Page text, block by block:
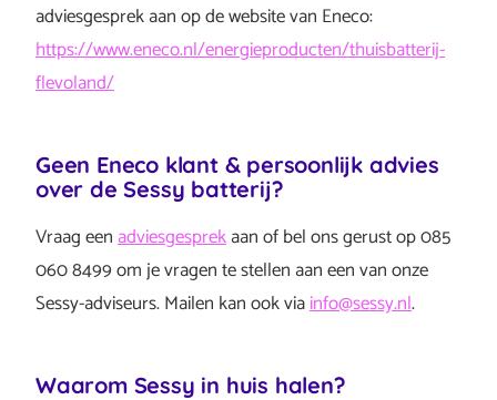
adviesgesprek aan op de website van Eneco:
https://www.eneco.nl/energieproducten/thuisbatterij-
flevoland/
Geen Eneco klant & persoonlijk advies
over de Sessy batterij?
Vraag eenadviesgesprekaan of bel ons gerust op 085
060 8499 om je vragen te stellen aan een van onze
Sessy-adviseurs. Mailen kan ook viainfo@sessy.nl.
Waarom Sessy in huis halen?